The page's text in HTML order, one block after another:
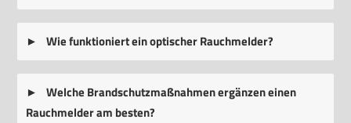
Wie funktioniert ein optischer Rauchmelder?
Welche Brandschutzmaßnahmen ergänzen einen
Rauchmelder am besten?